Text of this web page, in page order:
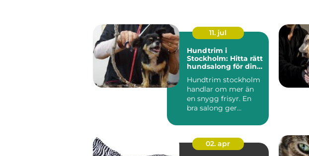
11. jul
Hundtrim i
Stockholm: Hitta rätt
hundsalong för din
Hundtrim stockholm
handlar om mer än
en snygg frisyr. En
bra salong ger
02. apr